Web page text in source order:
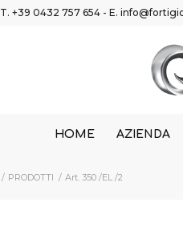
T. +39 0432 757 654 - E.
HOME AZIENDA
/ PRODOTTI / Art. 350 /EL /2